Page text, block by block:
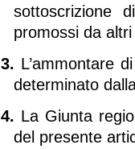
sottoscrizione
promossi da
3. L’ammontare
determinato
4. La Giunta
del presente